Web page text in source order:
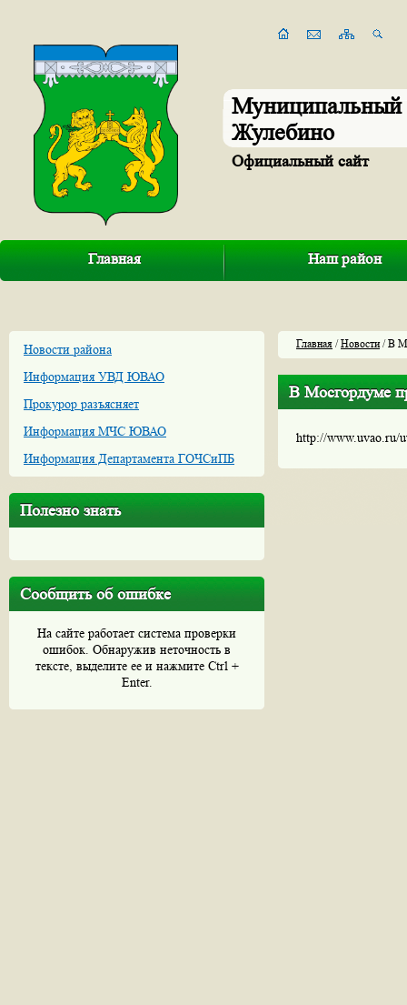
Муниципальный
Жулебино
Официальный сайт
Главная Наш район
Новости района
Информация УВД ЮВАО
Прокурор разъясняет
Информация МЧС ЮВАО
Информация Департамента ГОЧСиПБ
Полезно знать
Сообщить об ошибке
На сайте работает система проверки
ошибок. Обнаружив неточность в
тексте, выделите ее и нажмите Ctrl +
Enter.
Главная /Новости/ В
В Мосгордуме
http://www.uvao.ru/